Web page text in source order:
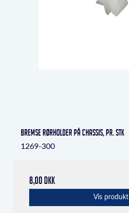
Bremse rørholder på chassis, pr. stk
1269-300
8,00 DKK
Vis produkt